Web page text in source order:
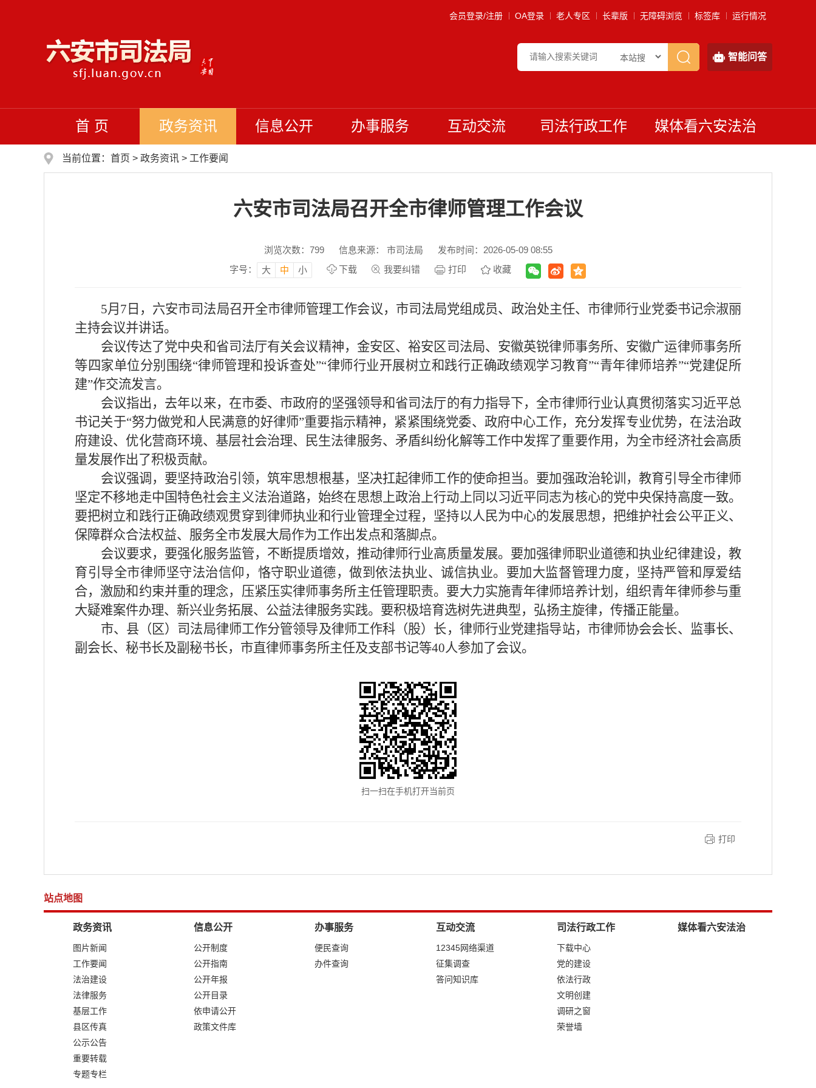
会员登录/注册 OA登录 老人专区 长辈版 无障碍浏览 标签库 运行情况
智能问答
首 页 政务资讯 信息公开 办事服务 互动交流 司法行政工作 媒体看六安法治
当前位置： 首页 > 政务资讯 > 工作要闻
六安市司法局召开全市律师管理工作会议
浏览次数： 799 信息来源： 市司法局
发布时间：2026-05-09 08:55
字号：
大 中 小 下载 我要纠错 打印 收藏
5月7日，六安市司法局召开全市律师管理工作会议，市司法局党组成员、政治处主任、市律师行业党委书记佘淑丽
主持会议并讲话。
会议传达了党中央和省司法厅有关会议精神，金安区、裕安区司法局、安徽英锐律师事务所、安徽广运律师事务所
等四家单位分别围绕“律师管理和投诉查处”“律师行业开展树立和践行正确政绩观学习教育”“青年律师培养”“党建促所
建”作交流发言。
会议指出，去年以来，在市委、市政府的坚强领导和省司法厅的有力指导下，全市律师行业认真贯彻落实习近平总
书记关于“努力做党和人民满意的好律师”重要指示精神，紧紧围绕党委、政府中心工作，充分发挥专业优势，在法治政
府建设、优化营商环境、基层社会治理、民生法律服务、矛盾纠纷化解等工作中发挥了重要作用，为全市经济社会高质
量发展作出了积极贡献。
会议强调，要坚持政治引领，筑牢思想根基，坚决扛起律师工作的使命担当。要加强政治轮训，教育引导全市律师
坚定不移地走中国特色社会主义法治道路，始终在思想上政治上行动上同以习近平同志为核心的党中央保持高度一致。
要把树立和践行正确政绩观贯穿到律师执业和行业管理全过程，坚持以人民为中心的发展思想，把维护社会公平正义、
保障群众合法权益、服务全市发展大局作为工作出发点和落脚点。
会议要求，要强化服务监管，不断提质增效，推动律师行业高质量发展。要加强律师职业道德和执业纪律建设，教
育引导全市律师坚守法治信仰，恪守职业道德，做到依法执业、诚信执业。要加大监督管理力度，坚持严管和厚爱结
合，激励和约束并重的理念，压紧压实律师事务所主任管理职责。要大力实施青年律师培养计划，组织青年律师参与重
大疑难案件办理、新兴业务拓展、公益法律服务实践。要积极培育选树先进典型，弘扬主旋律，传播正能量。
市、县（区）司法局律师工作分管领导及律师工作科（股）长，律师行业党建指导站，市律师协会会长、监事长、
副会长、秘书长及副秘书长，市直律师事务所主任及支部书记等40人参加了会议。
扫一扫在手机打开当前页
打印
站点地图
政务资讯
图片新闻
工作要闻
法治建设
法律服务
基层工作
县区传真
公示公告
重要转载
专题专栏
信息公开
公开制度
公开指南
公开年报
公开目录
依申请公开
政策文件库
办事服务
便民查询
办件查询
互动交流
12345网络渠道
征集调查
答问知识库
司法行政工作
下载中心
党的建设
依法行政
文明创建
调研之窗
荣誉墙
媒体看六安法治